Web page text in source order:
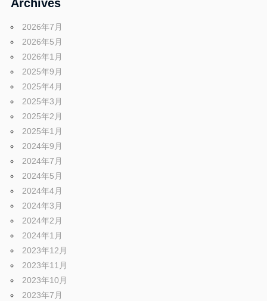
Archives
2026年7月
2026年5月
2026年1月
2025年9月
2025年4月
2025年3月
2025年2月
2025年1月
2024年9月
2024年7月
2024年5月
2024年4月
2024年3月
2024年2月
2024年1月
2023年12月
2023年11月
2023年10月
2023年7月